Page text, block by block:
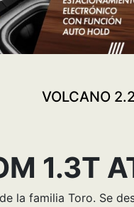
VOLCANO
1.3T
la familia Toro. Se